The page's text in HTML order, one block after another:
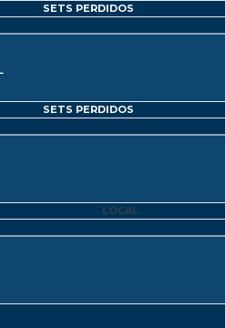
SETS PERDIDOS
SETS PERDIDOS
LOCAL